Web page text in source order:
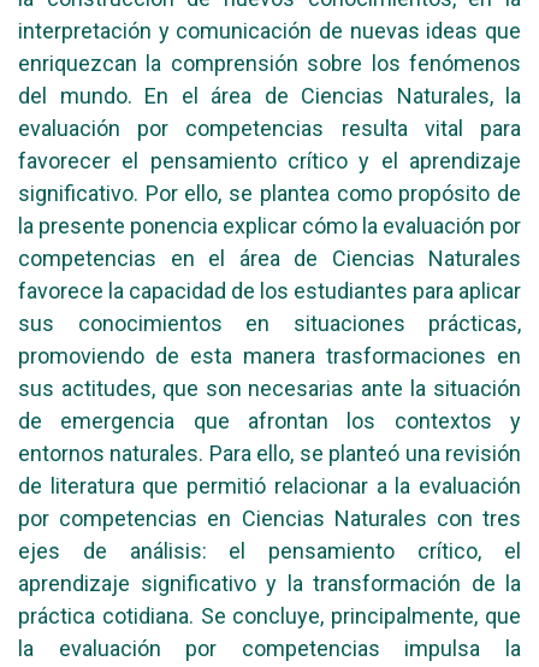
interpretación y comunicación de nuevas ideas que
enriquezcan la comprensión sobre los fenómenos
del mundo. En el área de Ciencias Naturales, la
evaluación por competencias resulta vital para
favorecer el pensamiento crítico y el aprendizaje
significativo. Por ello, se plantea como propósito de
la presente ponencia explicar cómo la evaluación por
competencias en el área de Ciencias Naturales
favorece la capacidad de los estudiantes para aplicar
sus conocimientos en situaciones prácticas,
promoviendo de esta manera trasformaciones en
sus actitudes, que son necesarias ante la situación
de emergencia que afrontan los contextos y
entornos naturales. Para ello, se planteó una revisión
de literatura que permitió relacionar a la evaluación
por competencias en Ciencias Naturales con tres
ejes de análisis: el pensamiento crítico, el
aprendizaje significativo y la transformación de la
práctica cotidiana. Se concluye, principalmente, que
la evaluación por competencias impulsa la